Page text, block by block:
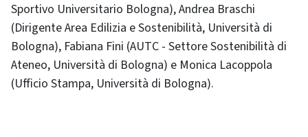
Sportivo Universitario Bologna), Andrea Braschi
(Dirigente Area Edilizia e Sostenibilità, Università di
Bologna), Fabiana Fini (AUTC - Settore Sostenibilità di
Ateneo, Università di Bologna) e Monica Lacoppola
(Ufficio Stampa, Università di Bologna).